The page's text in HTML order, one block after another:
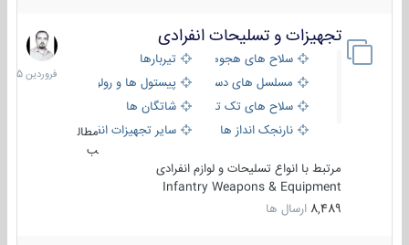
تجهیزات و تسلیحات انفرادی
سلاح های هجومی
تیربارها
مسلسل های دستی
پیستول ها و رولورها
سلاح های تک تیر اندازیشاتگان ها
نارنجک انداز ها
سایر تجهیزات انفرادی
مطال
ب
مرتبط با انواع تسلیحات و لوازم انفرادی
Infantry Weapons & Equipment
8,489 ارسال ها
17
فروردین
1405